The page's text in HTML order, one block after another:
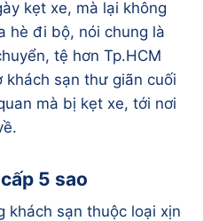
kẹt xe, mà lại không
hè đi bộ, nói chung là
tệ hơn Tp.HCM
khách sạn thư giãn cuối
mà bị kẹt xe, tới nơi
5 sao
khách sạn thuộc loại xịn